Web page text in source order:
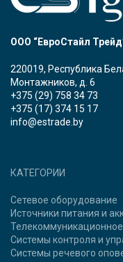
ООО “ЕвроСтайл
220019, Республика
Монтажников, д. 6
+375 (29) 758 34 73
+375 (17) 374 15 17
info@estrade.by
КАТЕГОРИИ
Сетевое оборудование
Источники питания и
Системы контроля и
Системы речевого